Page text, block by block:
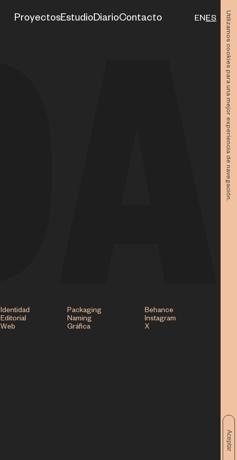
Utilizamos cookies para una mejor experiencia de navegación.
Aceptar
ProyectosEstudioDiarioContacto ENES
Identidad
Packaging
Editorial
Naming
Web
Gráfica
Behance
Instagram
X